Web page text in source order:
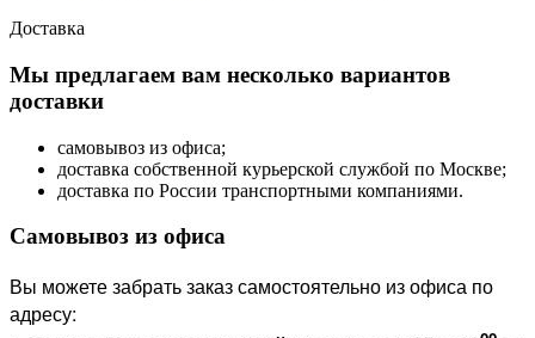
Доставка
Мы предлагаем вам несколько вариантов
доставки
самовывоз из офиса;
доставка собственной курьерской службой по Москве;
доставка по России транспортными компаниями.
Самовывоз из офиса
Вы можете забрать заказ самостоятельно из офиса по
адресу: